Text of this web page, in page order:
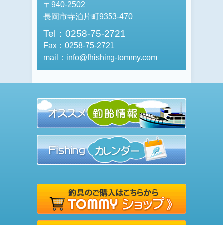
〒940-2502
長岡市寺泊片町9353-470
Tel：0258-75-2721
Fax：0258-75-2721
mail：info@fhishing-tommy.com